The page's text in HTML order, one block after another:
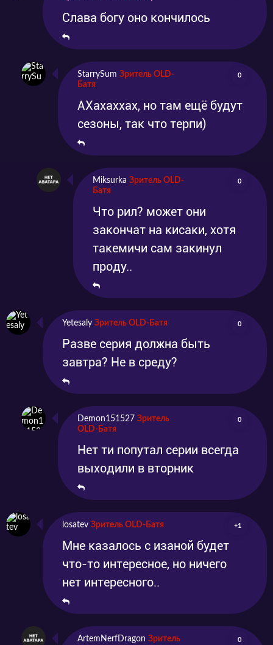
Слава богу оно кончилось
StarrySum Зритель OLD-
Батя
0
АХахаххах, но там ещё будут
сезоны, так что терпи)
Miksurka Зритель OLD-
Батя
0
Что рил? может они
закончат на кисаки, хотя
такемичи сам закинул
проду..
Yetesaly Зритель OLD-Батя 0
Разве серия должна быть
завтра? Не в среду?
Demon151527 Зритель
OLD-Батя
0
Нет ти попутал серии всегда
выходили в вторник
losatev Зритель OLD-Батя +1
Мне казалось с изаной будет
что-то интересное, но ничего
нет интересного..
ArtemNerfDragon Зритель 0